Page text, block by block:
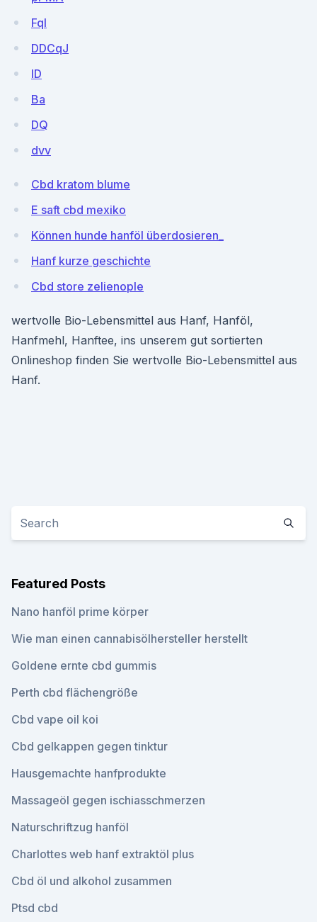
FqI
DDCqJ
lD
Ba
DQ
dvv
Cbd kratom blume
E saft cbd mexiko
Können hunde hanföl überdosieren_
Hanf kurze geschichte
Cbd store zelienople
wertvolle Bio-Lebensmittel aus Hanf, Hanföl,
Hanfmehl, Hanftee, ins unserem gut sortierten
Onlineshop finden Sie wertvolle Bio-Lebensmittel aus
Hanf.
Featured Posts
Nano hanföl prime körper
Wie man einen cannabisölhersteller herstellt
Goldene ernte cbd gummis
Perth cbd flächengröße
Cbd vape oil koi
Cbd gelkappen gegen tinktur
Hausgemachte hanfprodukte
Massageöl gegen ischiasschmerzen
Naturschriftzug hanföl
Charlottes web hanf extraktöl plus
Cbd öl und alkohol zusammen
Ptsd cbd